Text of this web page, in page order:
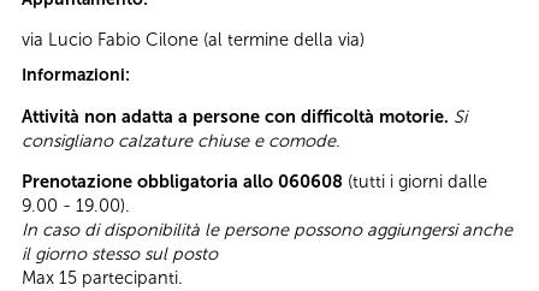
via Lucio Fabio Cilone (al termine della via)
Informazioni:
Attività non adatta a persone con difficoltà motorie. Si
consigliano calzature chiuse e comode.
Prenotazione obbligatoria allo 060608 (tutti i giorni dalle
9.00 - 19.00).
In caso di disponibilità le persone possono aggiungersi anche
il giorno stesso sul posto
Max 15 partecipanti.